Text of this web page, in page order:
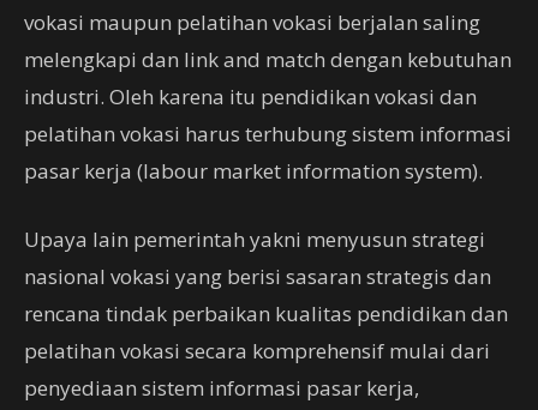
vokasi maupun pelatihan vokasi berjalan saling
melengkapi dan link and match dengan kebutuhan
industri. Oleh karena itu pendidikan vokasi dan
pelatihan vokasi harus terhubung sistem informasi
pasar kerja (labour market information system).
Upaya lain pemerintah yakni menyusun strategi
nasional vokasi yang berisi sasaran strategis dan
rencana tindak perbaikan kualitas pendidikan dan
pelatihan vokasi secara komprehensif mulai dari
penyediaan sistem informasi pasar kerja,